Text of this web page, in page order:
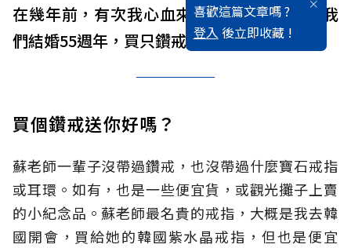
喜歡這篇文章嗎 ?
登入 後立即收藏 !
在幾年前，有次我心血來潮，對蘇老師說：我
們結婚55週年，買只鑽戒送你好嗎？
買個鑽戒送你好嗎？
蘇老師一輩子沒帶過鑽戒，也沒帶過什麼寶石戒指
或耳環。如有，也是一些便宜貨，或觀光攤子上賣
的小紀念品。蘇老師最名貴的戒指，大概是我去韓
國開會，買給她的韓國紫水晶戒指，但也是便宜